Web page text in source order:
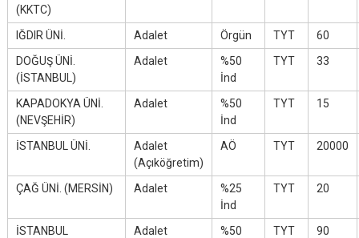
(KKTC)
IĞDIR ÜNİ. Adalet Örgün TYT
60
DOĞUŞ ÜNİ.
(İSTANBUL)
Adalet
%50
İnd
TYT 33
KAPADOKYA ÜNİ.
(NEVŞEHİR)
Adalet
%50
İnd
TYT 15
İSTANBUL ÜNİ.
Adalet
(Açıköğretim)
AÖ TYT 20000
ÇAĞ ÜNİ. (MERSİN) Adalet
%25
İnd
TYT 20
İSTANBUL
Adalet
%50
TYT 90